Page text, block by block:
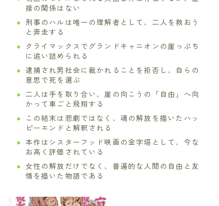
接の関係はない
刑事のハルは唯一の理解者として、二人を救おう
と奔走する
クライマックスでグランドキャニオンの崖っぷち
に追い詰められる
逮捕され男社会に裁かれることを拒否し、自らの
意思で死を選ぶ
二人は手を取り合い、崖の向こうの「自由」へ向
かって車ごと飛翔する
この結末は悲劇ではなく、魂の解放を描いたハッ
ピーエンドと解釈される
本作はシスターフッド映画の金字塔として、今な
お高く評価されている
女性の解放だけでなく、普遍的な人間の自由と友
情を描いた物語である